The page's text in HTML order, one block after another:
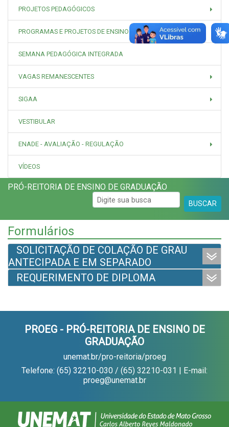
PROJETOS PEDAGÓGICOS
PROGRAMAS E PROJETOS DE ENSINO
SEMANA PEDAGÓGICA INTEGRADA
VAGAS REMANESCENTES
SIGAA
VESTIBULAR
ENADE - AVALIAÇÃO - REGULAÇÃO
VÍDEOS
PRÓ-REITORIA DE ENSINO DE GRADUAÇÃO
BUSCAR
Formulários
SOLICITAÇÃO DE COLAÇÃO DE GRAU
ANTECIPADA E EM SEPARADO
REQUERIMENTO DE DIPLOMA
PROEG - PRÓ-REITORIA DE ENSINO DE
GRADUAÇÃO
unemat.br/pro-reitoria/proeg
Telefone: (65) 32210-030 / (65) 32210-031 | E-mail:
proeg@unemat.br